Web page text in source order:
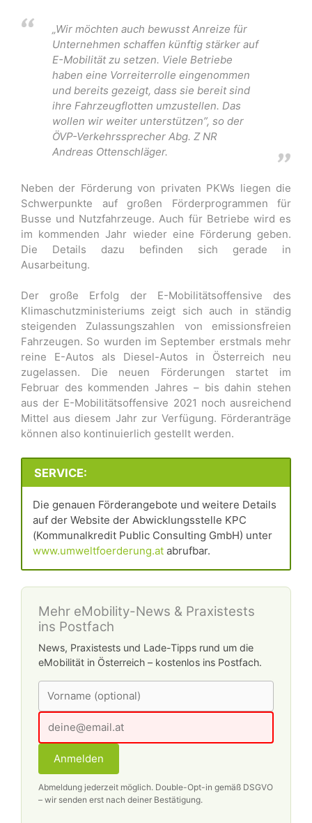
„Wir möchten auch bewusst Anreize für
Unternehmen schaffen künftig stärker auf
E-Mobilität zu setzen. Viele Betriebe
haben eine Vorreiterrolle eingenommen
und bereits gezeigt, dass sie bereit sind
ihre Fahrzeugflotten umzustellen. Das
wollen wir weiter unterstützen”, so der
ÖVP-Verkehrssprecher Abg. Z NR
Andreas Ottenschläger.
Neben der Förderung von privaten PKWs liegen die
Schwerpunkte auf großen Förderprogrammen für
Busse und Nutzfahrzeuge. Auch für Betriebe wird es
im kommenden Jahr wieder eine Förderung geben.
Die Details dazu befinden sich gerade in
Ausarbeitung.
Der große Erfolg der E-Mobilitätsoffensive des
Klimaschutzministeriums zeigt sich auch in ständig
steigenden Zulassungszahlen von emissionsfreien
Fahrzeugen. So wurden im September erstmals mehr
reine E-Autos als Diesel-Autos in Österreich neu
zugelassen. Die neuen Förderungen startet im
Februar des kommenden Jahres – bis dahin stehen
aus der E-Mobilitätsoffensive 2021 noch ausreichend
Mittel aus diesem Jahr zur Verfügung. Förderanträge
können also kontinuierlich gestellt werden.
SERVICE:
Die genauen Förderangebote und weitere Details
auf der Website der Abwicklungsstelle KPC
(Kommunalkredit Public Consulting GmbH) unter
www.umweltfoerderung.at abrufbar.
Mehr eMobility-News & Praxistests
ins Postfach
News, Praxistests und Lade-Tipps rund um die
eMobilität in Österreich – kostenlos ins Postfach.
Anmelden
Abmeldung jederzeit möglich. Double-Opt-in gemäß DSGVO
– wir senden erst nach deiner Bestätigung.